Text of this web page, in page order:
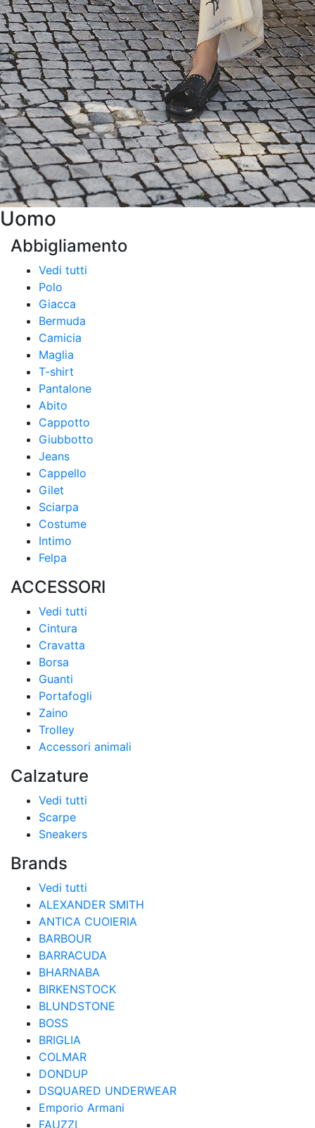
Uomo
Abbigliamento
Vedi tutti
Polo
Giacca
Bermuda
Camicia
Maglia
T-shirt
Pantalone
Abito
Cappotto
Giubbotto
Jeans
Cappello
Gilet
Sciarpa
Costume
Intimo
Felpa
ACCESSORI
Vedi tutti
Cintura
Cravatta
Borsa
Guanti
Portafogli
Zaino
Trolley
Accessori animali
Calzature
Vedi tutti
Scarpe
Sneakers
Brands
Vedi tutti
ALEXANDER SMITH
ANTICA CUOIERIA
BARBOUR
BARRACUDA
BHARNABA
BIRKENSTOCK
BLUNDSTONE
BOSS
BRIGLIA
COLMAR
DONDUP
DSQUARED UNDERWEAR
Emporio Armani
FAUZZI